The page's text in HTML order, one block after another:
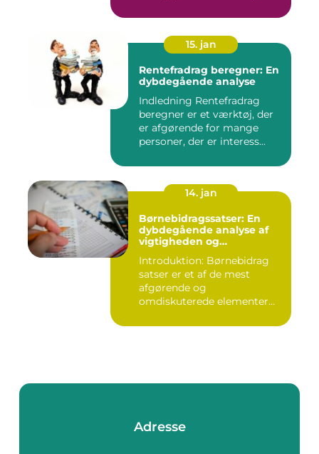
15. jan
Rentefradrag beregner: En
dybdegående analyse
Indledning Rentefradrag
beregner er et værktøj, der
er afgørende for mange
personer, der er interess...
14. jan
Børnebidragssatser: En
dybdegående analyse af
vigtigheden og
Introduktion: Børnebidrag
satser er et af de mest
afgørende og
omdiskuterede elementer
Adresse